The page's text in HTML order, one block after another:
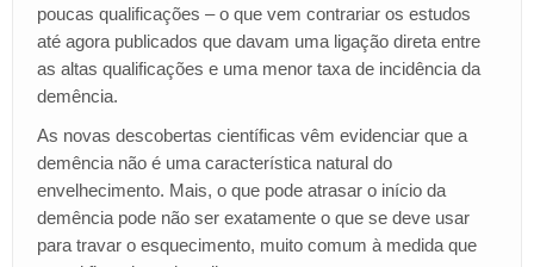
poucas qualificações – o que vem contrariar os estudos
até agora publicados que davam uma ligação direta entre
as altas qualificações e uma menor taxa de incidência da
demência.
As novas descobertas científicas vêm evidenciar que a
demência não é uma característica natural do
envelhecimento. Mais, o que pode atrasar o início da
demência pode não ser exatamente o que se deve usar
para travar o esquecimento, muito comum à medida que